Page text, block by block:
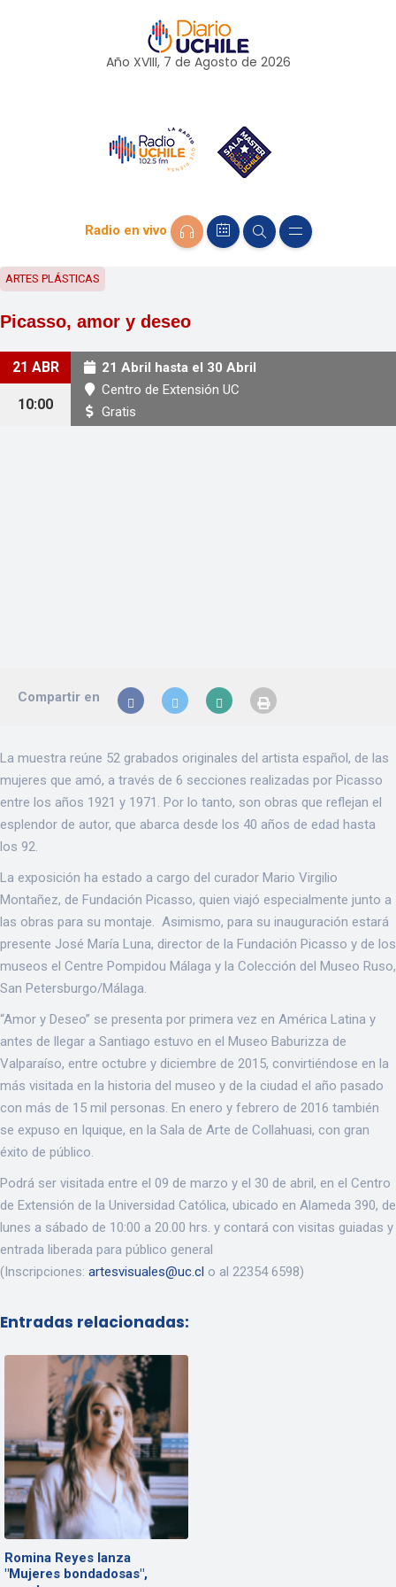
Año XVIII, 7 de Agosto de 2026
Radio en vivo
ARTES PLÁSTICAS
Picasso, amor y deseo
21 ABR
10:00
21 Abril hasta el 30 Abril
Centro de Extensión UC
Gratis
Compartir en
La muestra reúne 52 grabados originales del artista español, de las
mujeres que amó, a través de 6 secciones realizadas por Picasso
entre los años 1921 y 1971. Por lo tanto, son obras que reflejan el
esplendor de autor, que abarca desde los 40 años de edad hasta
los 92.
La exposición ha estado a cargo del curador Mario Virgilio
Montañez, de Fundación Picasso, quien viajó especialmente junto a
las obras para su montaje. Asimismo, para su inauguración estará
presente José María Luna, director de la Fundación Picasso y de los
museos el Centre Pompidou Málaga y la Colección del Museo Ruso,
San Petersburgo/Málaga.
“Amor y Deseo” se presenta por primera vez en América Latina y
antes de llegar a Santiago estuvo en el Museo Baburizza de
Valparaíso, entre octubre y diciembre de 2015, convirtiéndose en la
más visitada en la historia del museo y de la ciudad el año pasado
con más de 15 mil personas. En enero y febrero de 2016 también
se expuso en Iquique, en la Sala de Arte de Collahuasi, con gran
éxito de público.
Podrá ser visitada entre el 09 de marzo y el 30 de abril, en el Centro
de Extensión de la Universidad Católica, ubicado en Alameda 390, de
lunes a sábado de 10:00 a 20.00 hrs. y contará con visitas guiadas y
entrada liberada para público general
(Inscripciones: artesvisuales@uc.cl o al 22354 6598)
Entradas relacionadas:
Romina Reyes lanza
"Mujeres bondadosas",